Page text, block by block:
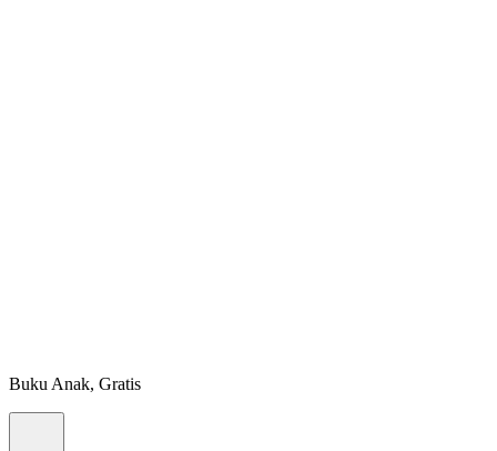
Buku Anak, Gratis